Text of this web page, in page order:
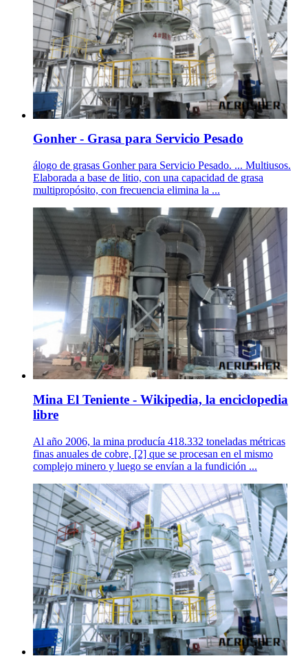
Gonher - Grasa para Servicio Pesado
álogo de grasas Gonher para Servicio Pesado. ... Multiusos.
Elaborada a base de litio, con una capacidad de grasa
multipropósito, con frecuencia elimina la ...
Mina El Teniente - Wikipedia, la enciclopedia
libre
Al año 2006, la mina producía 418.332 toneladas métricas
finas anuales de cobre, [2] que se procesan en el mismo
complejo minero y luego se envían a la fundición ...